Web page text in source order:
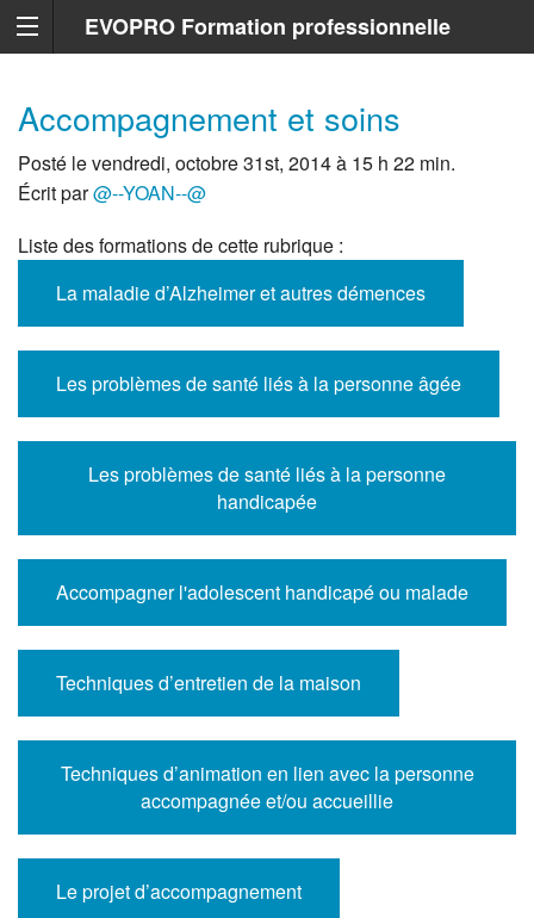
EVOPRO Formation professionnelle
Accompagnement et soins
Posté le vendredi, octobre 31st, 2014 à 15 h 22 min.
Écrit par@--YOAN--@
Liste des formations de cette rubrique :
La maladie d’Alzheimer et autres démences
Les problèmes de santé liés à la personne âgée
Les problèmes de santé liés à la personne
handicapée
Accompagner l'adolescent handicapé ou malade
Techniques d’entretien de la maison
Techniques d’animation en lien avec la personne
accompagnée et/ou accueillie
Le projet d’accompagnement